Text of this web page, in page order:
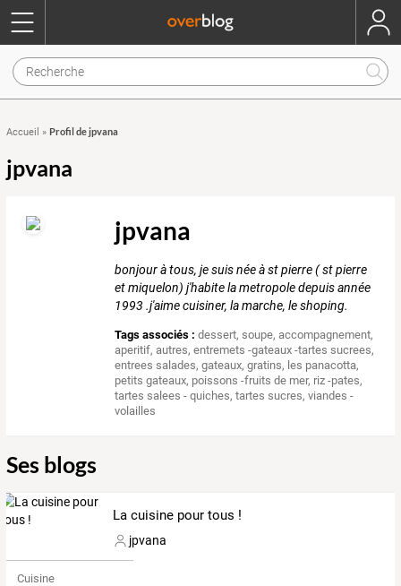
Accueil » Profil de jpvana
jpvana
jpvana
bonjour à tous, je suis née à st pierre ( st pierre
et miquelon) j'habite la metropole depuis année
1993 .j'aime cuisiner, la marche, le shoping.
Tags associés : dessert,soupe,accompagnement,
aperitif,autres,entremets -gateaux -tartes sucrees,
entrees salades,gateaux,gratins, les panacotta,
petits gateaux, poissons -fruits de mer, riz -pates,
tartes salees - quiches,tartes sucres,viandes -
volailles
Ses blogs
La cuisine pour tous !
jpvana
Cuisine